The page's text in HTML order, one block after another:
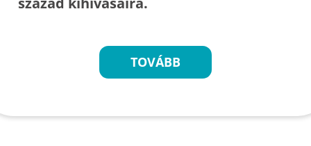
TOVÁBB